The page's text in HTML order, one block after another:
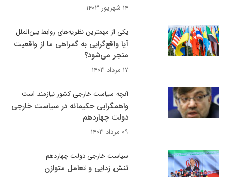
۱۴ شهریور ۱۴۰۳
یکی از مهمترین نظریه‌های روابط بین‌الملل
آیا واقع‌گرایی به گمراهی ما از واقعیت
منجر می‌شود؟
۱۷ مرداد ۱۴۰۳
آنچه سیاست خارجی کشور نیازمند است
واهمگرایی حکیمانه در سیاست خارجی
دولت چهاردهم
۰۹ مرداد ۱۴۰۳
سیاست خارجی دولت چهاردهم
تنش زدایی و تعامل متوازن